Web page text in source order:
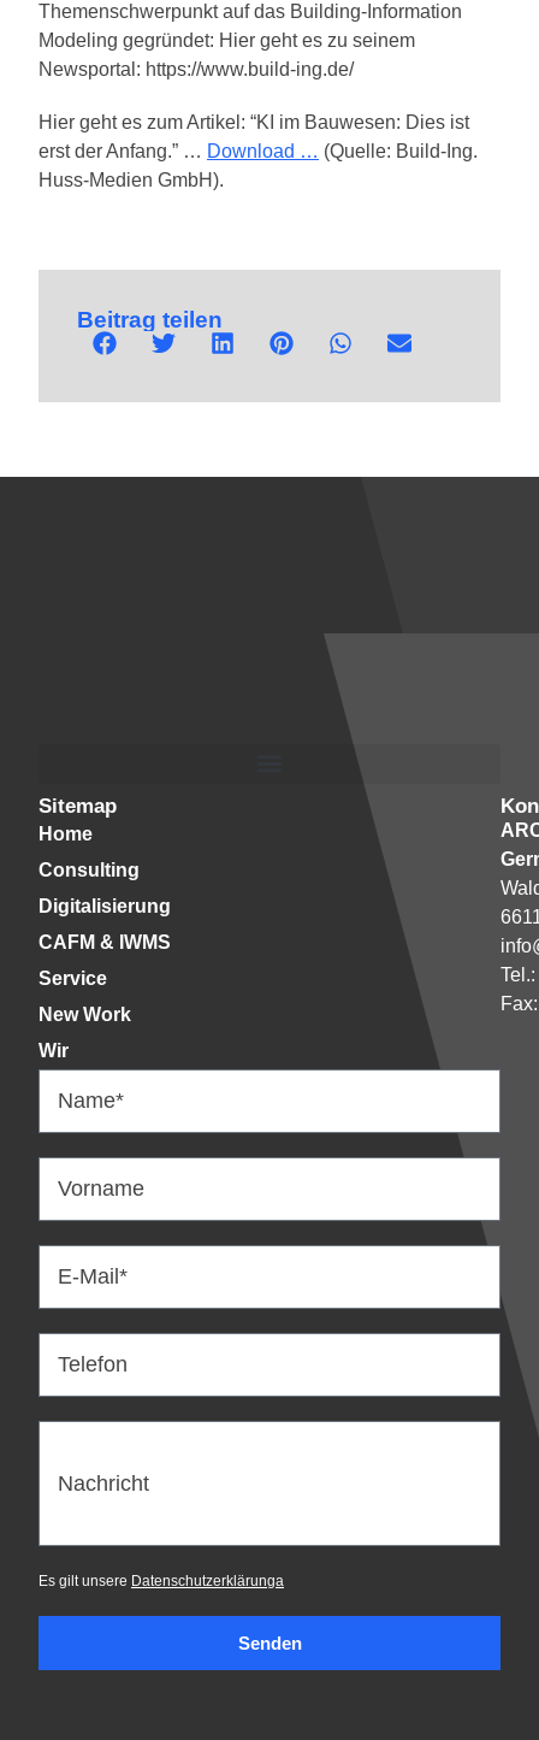
Themenschwerpunkt auf das Building-Information
Modeling gegründet: Hier geht es zu seinem
Newsportal: https://www.build-ing.de/
Hier geht es zum Artikel: “KI im Bauwesen: Dies ist
erst der Anfang.” … Download … (Quelle: Build-Ing.
Huss-Medien GmbH).
Beitrag teilen
Sitemap
Home
Consulting
Digitalisierung
CAFM & IWMS
Service
New Work
Wir
Name*
Vorname
E-Mail*
Telefon
Nachricht
Es gilt unsere Datenschutzerklärunga
Senden